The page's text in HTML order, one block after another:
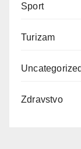
Sport
Turizam
Uncategorized
Zdravstvo